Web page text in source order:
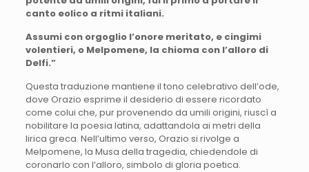
canto eolico a ritmi italiani.
Assumi con orgoglio l’onore meritato, e cingimi
volentieri, o Melpomene, la chioma con l’alloro di
Delfi.”
Questa traduzione mantiene il tono celebrativo dell’ode,
dove Orazio esprime il desiderio di essere ricordato
come colui che, pur provenendo da umili origini, riuscì a
nobilitare la poesia latina, adattandola ai metri della
lirica greca. Nell’ultimo verso, Orazio si rivolge a
Melpomene, la Musa della tragedia, chiedendole di
coronarlo con l’alloro, simbolo di gloria poetica.